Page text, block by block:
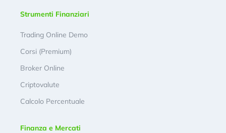
Strumenti Finanziari
Trading Online Demo
Corsi (Premium)
Broker Online
Criptovalute
Calcolo Percentuale
Finanza e Mercati